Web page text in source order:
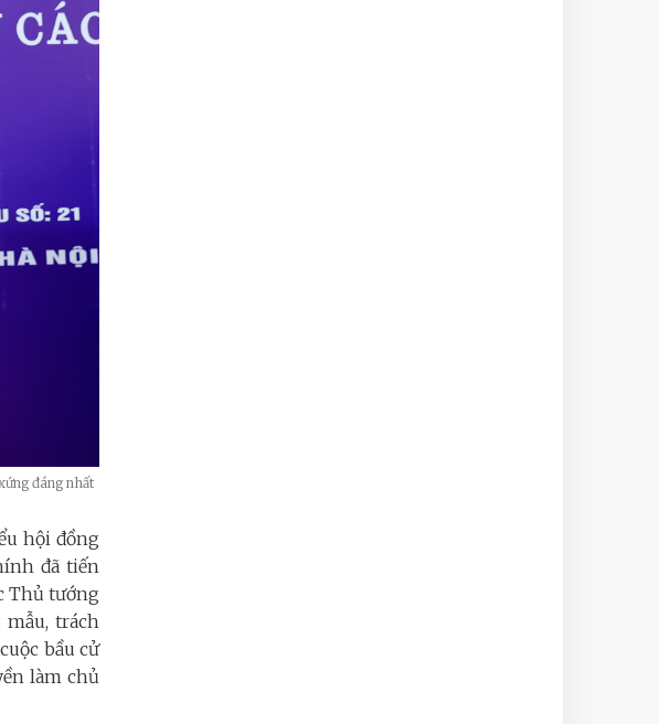
đáng nhất
hội đồng
đã tiến
Thủ tướng
trách
bầu cử
làm chủ